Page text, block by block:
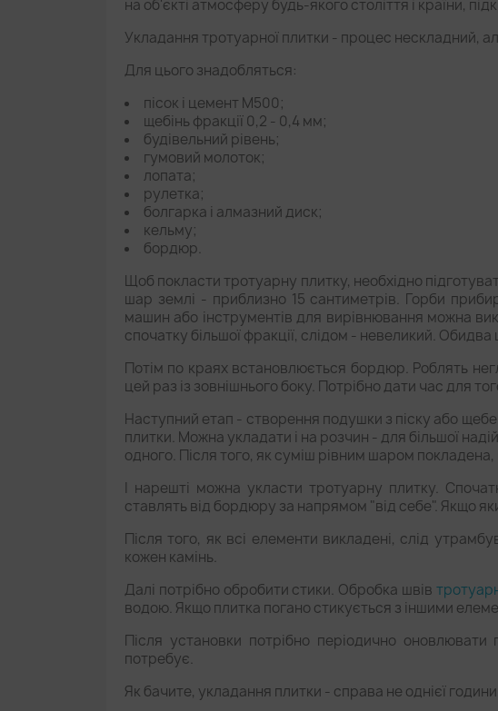
на об'єкті атмосферу будь-якого століття і країни,
Укладання тротуарної плитки - процес нескладний,
Для цього знадобляться:
пісок і цемент М500;
щебінь фракції 0,2 - 0,4 мм;
будівельний рівень;
гумовий молоток;
лопата;
рулетка;
болгарка і алмазний диск;
кельму;
бордюр.
Щоб покласти тротуарну плитку, необхідно
шар землі - приблизно 15 сантиметрів. Горби
машин або інструментів для вирівнювання можна
спочатку більшої фракції, слідом - невеликий.
Потім по краях встановлюється бордюр. Роблять
цей раз із зовнішнього боку. Потрібно дати час для
Наступний етап - створення подушки з піску або
плитки. Можна укладати і на розчин - для більшої
одного. Після того, як суміш рівним шаром
І нарешті можна укласти тротуарну плитку.
ставлять від бордюру за напрямом "від себе". Якщо
Після того, як всі елементи викладені, слід
кожен камінь.
Далі потрібно обробити стики. Обробка швів
водою. Якщо плитка погано стикується з іншими
Після установки потрібно періодично
потребує.
Як бачите, укладання плитки - справа не однієї